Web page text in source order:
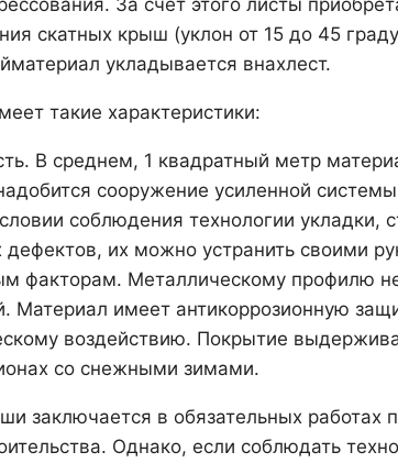
скатных крыш (уклон от 15 до 45
укладывается внахлест.
такие характеристики:
В среднем, 1 квадратный метр
сооружение усиленной
соблюдения технологии укладки,
их можно устранить своими
факторам. Металлическому профилю
Материал имеет антикоррозионную
воздействию. Покрытие
со снежными зимами.
заключается в обязательных
Однако, если соблюдать